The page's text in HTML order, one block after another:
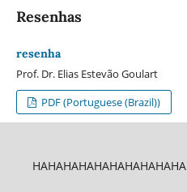
Resenhas
resenha
Prof. Dr. Elias Estevão Goulart
PDF (Portuguese (Brazil))
HAHAHAHAHAHAHAHAHAHA